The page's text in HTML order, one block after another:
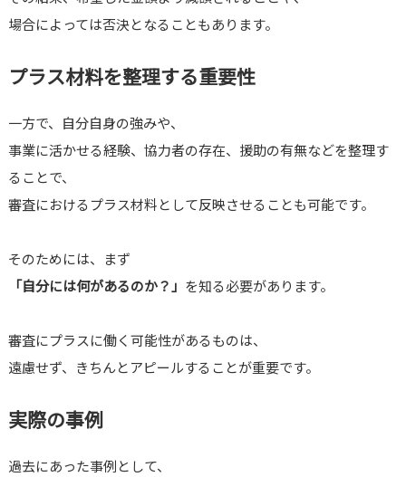
場合によっては否決となることもあります。
プラス材料を整理する重要性
一方で、自分自身の強みや、
事業に活かせる経験、協力者の存在、援助の有無などを整理す
ることで、
審査におけるプラス材料として反映させることも可能です。
そのためには、まず
「自分には何があるのか？」 を知る必要があります。
審査にプラスに働く可能性があるものは、
遠慮せず、きちんとアピールすることが重要です。
実際の事例
過去にあった事例として、